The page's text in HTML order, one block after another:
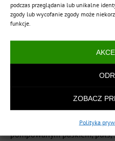
podczas przeglądania lub unikalne
zgody lub wycofanie zgody może
funkcje.
ZOBACZ
Polityka
Jeden z najbardziej
ofercie EXON. Łączy EKG,
pompowanym paskiem, puls,